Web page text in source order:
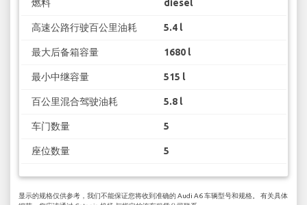
燃料 diesel
高速公路行驶百公里油耗 5.4 l
最大后备箱容量 1680 l
最小中继容量 515 l
百公里混合驾驶油耗 5.8 l
车门数量 5
座位数量 5
显示的规格仅供参考，我们不能保证您将收到准确的 Audi A6 车辆型号和规格。 有关具体